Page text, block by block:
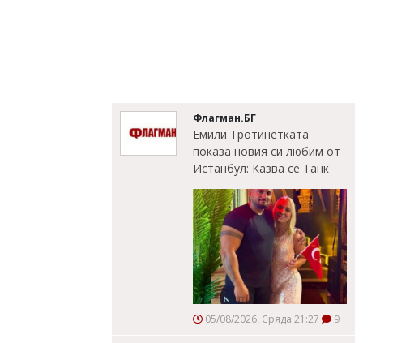
Флагман.БГ
Емили Тротинетката
показа новия си любим от
Истанбул: Казва се Танк
05/08/2026, Сряда 21:27 9